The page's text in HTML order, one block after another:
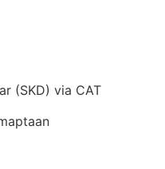
(SKD) via CAT